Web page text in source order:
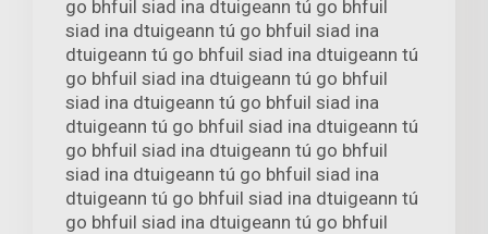
go bhfuil siad ina dtuigeann tú go bhfuil
siad ina dtuigeann tú go bhfuil siad ina
dtuigeann tú go bhfuil siad ina dtuigeann tú
go bhfuil siad ina dtuigeann tú go bhfuil
siad ina dtuigeann tú go bhfuil siad ina
dtuigeann tú go bhfuil siad ina dtuigeann tú
go bhfuil siad ina dtuigeann tú go bhfuil
siad ina dtuigeann tú go bhfuil siad ina
dtuigeann tú go bhfuil siad ina dtuigeann tú
go bhfuil siad ina dtuigeann tú go bhfuil